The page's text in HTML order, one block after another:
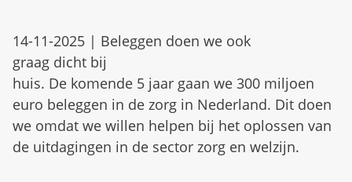
14-11-2025 | Beleggen doen we ook
graag dicht bij
huis. De komende 5 jaar gaan we 300 miljoen
euro beleggen in de zorg in Nederland. Dit doen
we omdat we willen helpen bij het oplossen van
de uitdagingen in de sector zorg en welzijn.